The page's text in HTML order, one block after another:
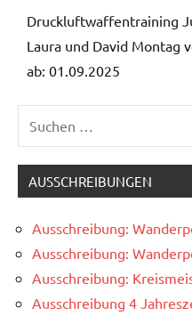
Druckluftwaffentraining
Laura und David Montag
ab: 01.09.2025
AUSSCHREIBUNGEN
Ausschreibung:
Ausschreibung:
Ausschreibung:
Ausschreibung 4